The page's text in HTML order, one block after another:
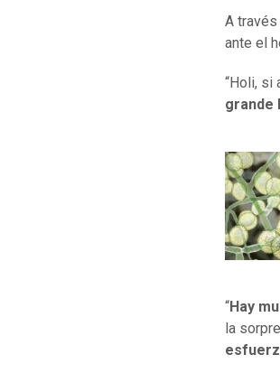
A
ante el
“Holi, si
grande
“Hay
la